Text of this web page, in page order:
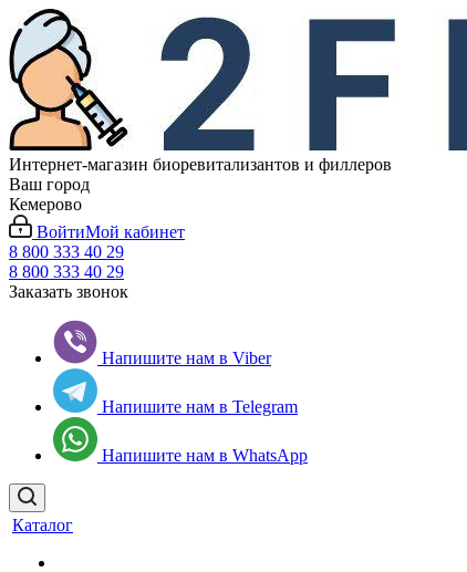
Интернет-магазин биоревитализантов и филлеров
Ваш город
Кемерово
ВойтиМой кабинет
8 800 333 40 29
8 800 333 40 29
Заказать звонок
Напишите нам в Viber
Напишите нам в Telegram
Напишите нам в WhatsApp
Каталог